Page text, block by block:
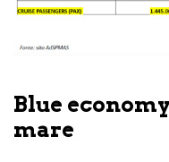
Blue
mare